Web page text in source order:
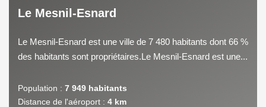
Le Mesnil-Esnard
Le Mesnil-Esnard est une ville de 7 480 habitants dont 66 %
des habitants sont propriétaires.Le Mesnil-Esnard est une...
Population : 7 949 habitants
Distance de l'aéroport : 4 km